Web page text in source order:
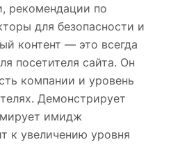
рекомендации по
для безопасности и
контент — это всегда
посетителя сайта. Он
компании и уровень
Демонстрирует
имидж
к увеличению уровня